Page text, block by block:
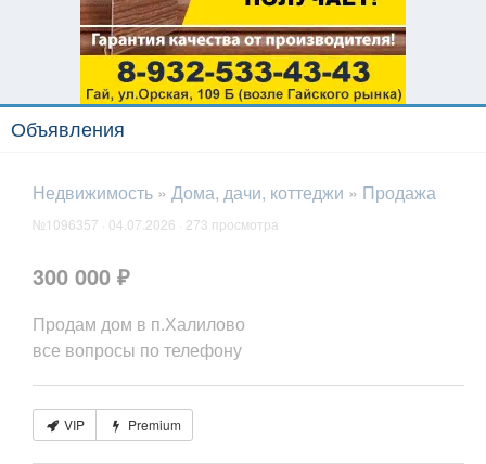
Объявления
Недвижимость » Дома, дачи, коттеджи » Продажа
№1096357 · 04.07.2026 · 273 просмотра
300 000 ₽
Продам дом в п.Халилово
все вопросы по телефону
VIP Premium